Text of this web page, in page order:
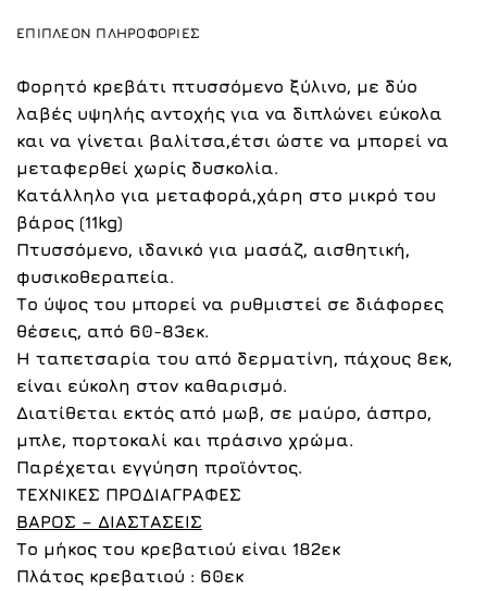
ΕΠΙΠΛΈΟΝ ΠΛΗΡΟΦΟΡΊΕΣ
Φορητό κρεβάτι πτυσσόμενο ξύλινο, με δύο
λαβές υψηλής αντοχής για να διπλώνει εύκολα
και να γίνεται βαλίτσα,έτσι ώστε να μπορεί να
μεταφερθεί χωρίς δυσκολία.
Κατάλληλο για μεταφορά,χάρη στο μικρό του
βάρος (11kg)
Πτυσσόμενο, ιδανικό για μασάζ, αισθητική,
φυσικοθεραπεία.
Το ύψος του μπορεί να ρυθμιστεί σε διάφορες
θέσεις, από 60-83εκ.
Η ταπετσαρία του από δερματίνη, πάχους 8εκ,
είναι εύκολη στον καθαρισμό.
Διατίθεται εκτός από μωβ, σε μαύρο, άσπρο,
μπλε, πορτοκαλί και πράσινο χρώμα.
Παρέχεται εγγύηση προϊόντος.
ΤΕΧΝΙΚΕΣ ΠΡΟΔΙΑΓΡΑΦΕΣ
ΒΑΡΟΣ – ΔΙΑΣΤΑΣΕΙΣ
Το μήκος του κρεβατιού είναι 182εκ
Πλάτος κρεβατιού : 60εκ